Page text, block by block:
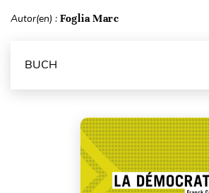
Autor(en) : Foglia Marc
BUCH